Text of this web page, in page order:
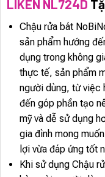
LIKEN NL724D
Chậu rửa bát
sản phẩm hướng
dụng trong không
thực tế, sản phẩm
người dùng, từ việc
đến góp phần tạo
mỹ và dễ sử dụng
gia đình mong
lợi vừa đáp ứng tốt
Khi sử dụng Chậu